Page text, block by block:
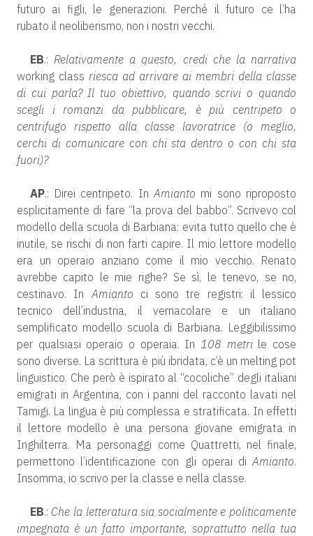
futuro ai figli, le generazioni. Perché il futuro ce l’ha
rubato il neoliberismo, non i nostri vecchi.
EB.:Relativamente a questo, credi che la narrativa
working class riesca ad arrivare ai membri della classe
di cui parla? Il tuo obiettivo, quando scrivi o quando
scegli i romanzi da pubblicare, è più centripeto o
centrifugo rispetto alla classe lavoratrice (o meglio,
cerchi di comunicare con chi sta dentro o con chi sta
fuori)?
AP.: Direi centripeto. InAmianto mi sono riproposto
esplicitamente di fare “la prova del babbo”. Scrivevo col
modello della scuola di Barbiana: evita tutto quello che è
inutile, se rischi di non farti capire. Il mio lettore modello
era un operaio anziano come il mio vecchio. Renato
avrebbe capito le mie righe? Se sì, le tenevo, se no,
cestinavo. In Amianto ci sono tre registri: il lessico
tecnico dell’industria, il vernacolare e un italiano
semplificato modello scuola di Barbiana. Leggibilissimo
per qualsiasi operaio o operaia. In 108 metrile cose
sono diverse. La scrittura è più ibridata, c’è un melting pot
linguistico. Che però è ispirato al “cocoliche” degli italiani
emigrati in Argentina, con i panni del racconto lavati nel
Tamigi. La lingua è più complessa e stratificata. In effetti
il lettore modello è una persona giovane emigrata in
Inghilterra. Ma personaggi come Quattretti, nel finale,
permettono l’identificazione con gli operai di Amianto.
Insomma, io scrivo per la classe e nella classe.
EB.: Che la letteratura sia socialmente e politicamente
impegnata è un fatto importante, soprattutto nella tua